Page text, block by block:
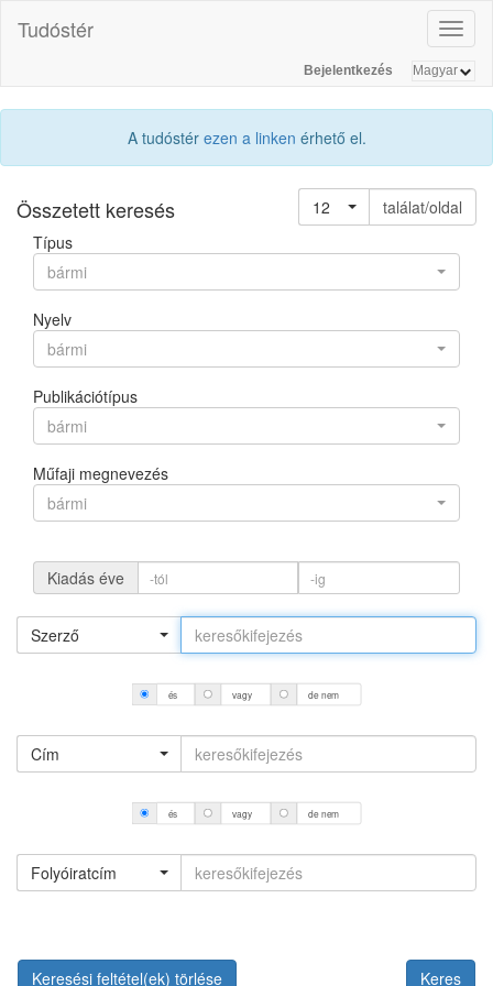
Tudóstér
Bejelentkezés
A tudóstér ezen a linken érhető el.
Összetett keresés 12
találat/oldal
Típus
bármi
Nyelv
bármi
Publikációtípus
bármi
Műfaji megnevezés
bármi
Kiadás éve
Szerző
és vagy de nem
Cím
és vagy de nem
Folyóiratcím
Keresési feltétel(ek) törlése